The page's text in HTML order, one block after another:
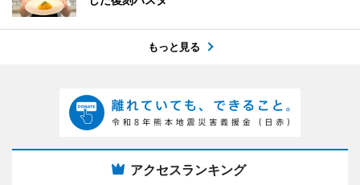
もっと見る
アクセスランキング